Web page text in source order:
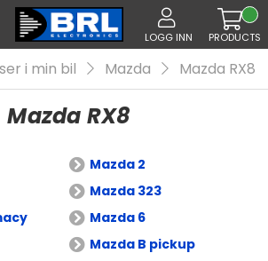
LOGG INN PRODUCTS
i min bil Mazda Mazda RX8
Mazda RX8
Mazda 2
Mazda 323
Mazda 6
Mazda B pickup